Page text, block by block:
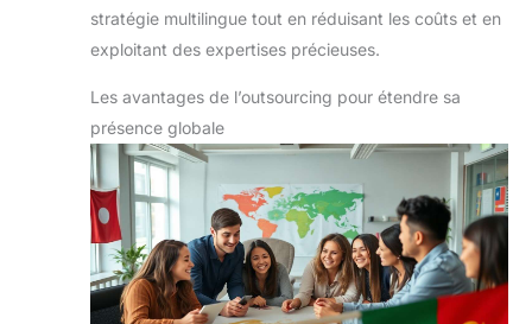
stratégie multilingue tout en réduisant les coûts et en
exploitant des expertises précieuses.
Les avantages de l’outsourcing pour étendre sa
présence globale